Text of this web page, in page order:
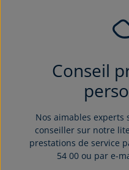
Conseil
Nos aimables
conseiller sur notre
prestations de service
54 00 ou par e-